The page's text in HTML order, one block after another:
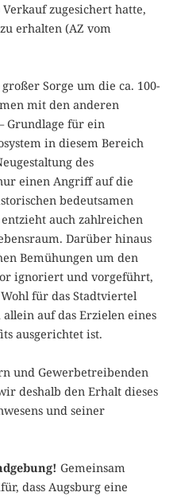
zugesichert hatte,
erhalten (AZ vom
Sorge um die ca. 100-
mit den anderen
Grundlage für ein
in diesem Bereich
des
einen Angriff auf die
bedeutsamen
auch zahlreichen
Darüber hinaus
Bemühungen um den
ignoriert und vorgeführt,
für das Stadtviertel
auf das Erzielen eines
ausgerichtet ist.
und Gewerbetreibenden
deshalb den Erhalt dieses
und seiner
Gemeinsam
dass Augsburg eine